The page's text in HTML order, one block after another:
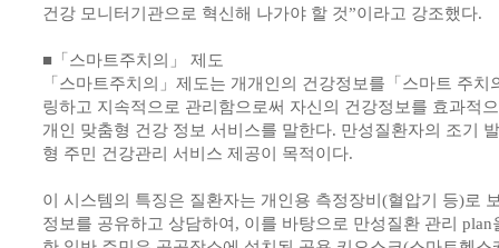
건강 모니터기관으로 혁신해 나가야 할 것”이라고 강조했다.
■「스마트주치의」 제도
「스마트주치의」제도는 개개인의 건강정보를「스마트 주
링하고 지속적으로 관리함으로써 자신의 건강정보를 효과적
개인 맞춤형 건강 정보 서비스를 말한다. 만성질환자의 조기
형 주민 건강관리 서비스 제공이 목적이다.
이 시스템의 특징은 질환자는 개인용 측정장비(혈압기 등)로
정보를 공유하고 상담하여, 이를 바탕으로 만성질환 관리